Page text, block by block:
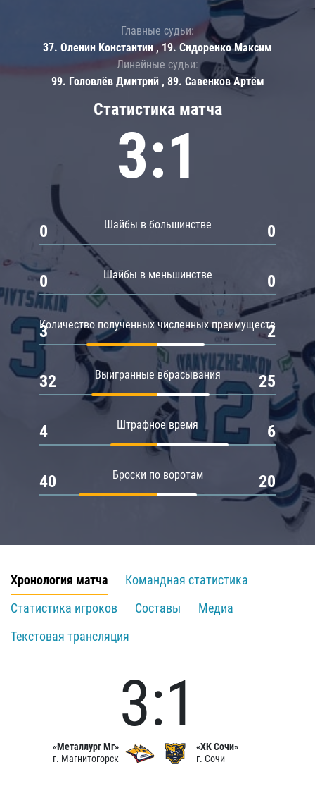
Статистика матча
3:1
Шайбы в большинстве
0 0
Шайбы в меньшинстве
0 0
Количество полученных численных преимуществ
3 2
Выигранные вбрасывания
32 25
Штрафное время
4 6
Броски по воротам
40 20
Главные судьи:
37. Оленин Константин , 19. Сидоренко Максим
Линейные судьи:
99. Головлёв Дмитрий , 89. Савенков Артём
Хронология матча
Командная статистика
Статистика игроков
Составы
Медиа
Текстовая трансляция
«Металлург Мг»
г. Магнитогорск
3:1
«ХК Сочи»
г. Сочи